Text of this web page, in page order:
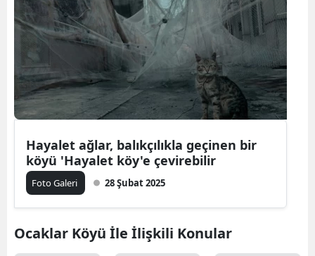
Hayalet ağlar, balıkçılıkla geçinen bir
köyü 'Hayalet köy'e çevirebilir
Foto Galeri 28 Şubat 2025
Ocaklar Köyü İle İlişkili Konular